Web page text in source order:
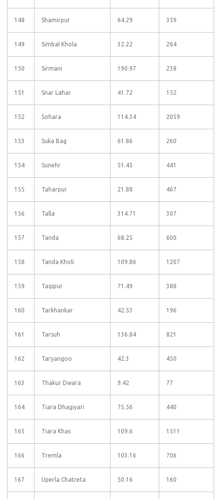
148 Shamirpur 64.29 359
149 Simbal Khola 32.22 264
150 Sirmani 190.97 238
151 Snar Lahar 41.72 152
152 Sohara 114.34 2059
153 Suka Bag 61.86 260
154 Sunehr 51.45 441
155 Taharpur 21.88 467
156 Talla 314.71 307
157 Tanda 68.25 600
158 Tanda Kholi 109.86 1207
159 Taqipur 71.49 388
160 Tarkhankar 42.53 196
161 Tarsuh 136.84 821
162 Taryangoo 42.3 450
163 Thakur Dwara 9.42 77
164 Tiara Dhagiyari 75.56 440
165 Tiara Khas 109.6 1511
166 Tremla 103.16 706
167 Uperla Chatreta 50.16 160